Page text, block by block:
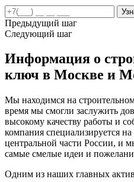
Предыдущий шаг
Следующий шаг
Информация о
ключ в Москве и
Мы находимся на
время мы смогли заслужить
высокому качеству работы и
компания специализируется
центральной части России, и
самые смелые идеи и
Одним из наших главных